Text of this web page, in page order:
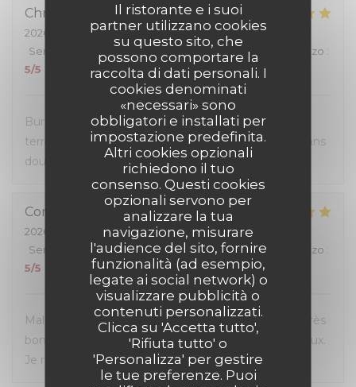
Il ristorante e i suoi
partner utilizzano cookies
su questo sito, che
possono comportare la
raccolta di dati personali. I
cookies denominati
«necessari» sono
obbligatori e installati per
impostazione predefinita.
Altri cookies opzionali
richiedono il tuo
consenso. Questi cookies
opzionali servono per
analizzare la tua
navigazione, misurare
l'audience del sito, fornire
funzionalità (ad esempio,
legate ai social network) o
visualizzare pubblicità o
contenuti personalizzati.
Clicca su 'Accetta tutto',
'Rifiuta tutto' o
'Personalizza' per gestire
le tue preferenze. Puoi
Christel
2026-07-07
- 12:30 - Ospiti 2
Servizio
Atmosfera Cucina : Qualità / Prezzo :
5/5
Burgers très généreux, personnel sympathique et
terrasse super agréable. Une première visite mais sans
doute pas la dernière.
Corinne
2026-07-04
- 20:00 - Ospiti 3
Servizio
Atmosfera:5 /5 Cucina: 5/5 Qualità / Prezzo :
5/5
Malgré l'affluence, personnel sympa et à l'écoute. Très
bon rapport qualité-prix, les hamburgers sont délicieux.
Je recommande.